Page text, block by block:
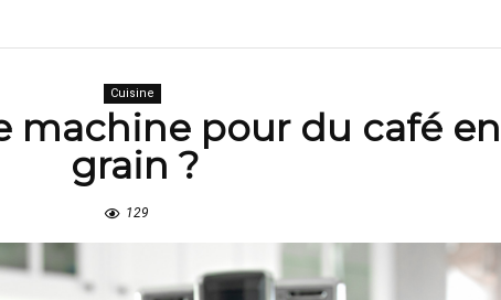
Cuisine
machine pour du café en
grain ?
129